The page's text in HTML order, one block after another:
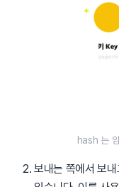
hash 는
보내는 쪽에서 보